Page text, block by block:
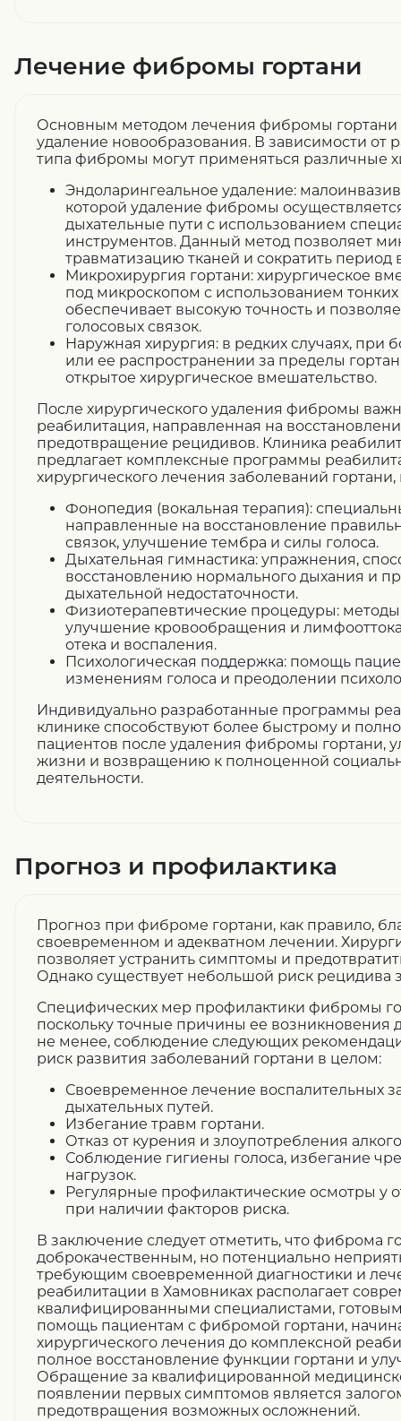
Лечение фибромы гортани
Основным методом лечения фибромы гортани
удаление новообразования. В зависимости от
типа фибромы могут применяться различные
Эндоларингеальное удаление:
которой удаление фибромы
дыхательные пути с использованием
инструментов. Данный метод позволяет
травматизацию тканей и сократить период
Микрохирургия гортани: хирургическое
под микроскопом с использованием
обеспечивает высокую точность и
голосовых связок.
Наружная хирургия: в редких случаях,
или ее распространении за пределы
открытое хирургическое вмешательство.
После хирургического удаления фибромы
реабилитация, направленная на
предотвращение рецидивов. Клиника
предлагает комплексные программы
хирургического лечения заболеваний гортани,
Фонопедия (вокальная терапия):
направленные на восстановление
связок, улучшение тембра и силы голоса.
Дыхательная гимнастика: упражнения,
восстановлению нормального дыхания и
дыхательной недостаточности.
Физиотерапевтические процедуры:
улучшение кровообращения и лимфооттока
отека и воспаления.
Психологическая поддержка: помощь
изменениям голоса и преодолении
Индивидуально разработанные программы
клинике способствуют более быстрому и
пациентов после удаления фибромы гортани,
жизни и возвращению к полноценной
деятельности.
Прогноз и профилактика
Прогноз при фиброме гортани, как правило,
своевременном и адекватном лечении.
позволяет устранить симптомы и
Однако существует небольшой риск рецидива
Специфических мер профилактики фибромы
поскольку точные причины ее возникновения
не менее, соблюдение следующих
риск развития заболеваний гортани в целом:
Своевременное лечение воспалительных
дыхательных путей.
Избегание травм гортани.
Отказ от курения и злоупотребления
Соблюдение гигиены голоса, избегание
нагрузок.
Регулярные профилактические осмотры у
при наличии факторов риска.
В заключение следует отметить, что фиброма
доброкачественным, но потенциально
требующим своевременной диагностики и
реабилитации в Хамовниках располагает
квалифицированными специалистами,
помощь пациентам с фибромой гортани,
хирургического лечения до комплексной
полное восстановление функции гортани и
Обращение за квалифицированной
появлении первых симптомов является
предотвращения возможных осложнений.